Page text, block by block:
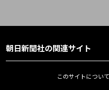
朝日新聞社の関連サイト
このサイトについて